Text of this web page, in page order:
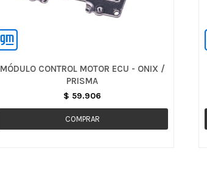
MÓDULO CONTROL MOTOR ECU - ONIX /
PRISMA
$ 59.906